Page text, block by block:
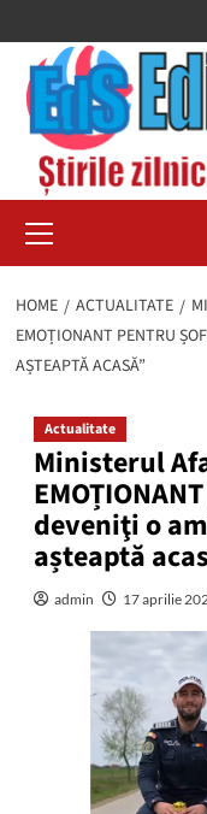
to
content
Menu
HOME ACTUALITATE
EMOȚIONANT PENTRU
AȘTEAPTĂ ACASĂ”
Actualitate
Ministerul
deveniţi o
așteaptă
admin 17 aprilie